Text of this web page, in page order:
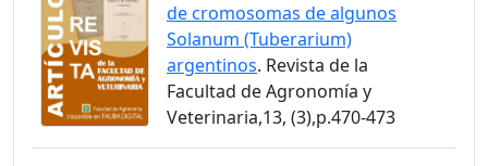
de cromosomas de algunos
Solanum (Tuberarium)
argentinos. Revista de la
Facultad de Agronomía y
Veterinaria,13, (3),p.470-473